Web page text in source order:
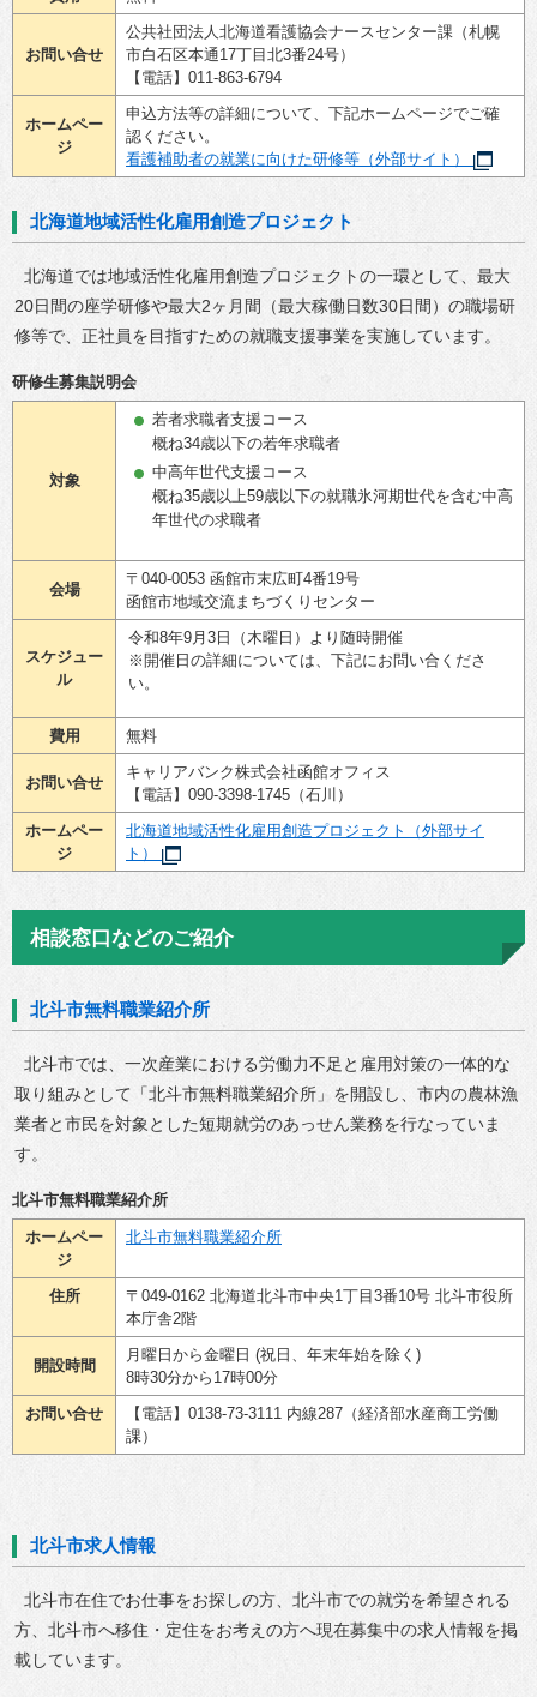
お問い合せ
公共社団法人北海道看護協会ナースセンター課（札幌
市白石区本通17丁目北3番24号）
【電話】011-863-6794
ホームペー
ジ
申込方法等の詳細について、下記ホームページでご確
認ください。
看護補助者の就業に向けた研修等（外部サイト）
北海道地域活性化雇用創造プロジェクト
北海道では地域活性化雇用創造プロジェクトの一環として、最大
20日間の座学研修や最大2ヶ月間（最大稼働日数30日間）の職場研
修等で、正社員を目指すための就職支援事業を実施しています。
研修生募集説明会
対象
若者求職者支援コース
概ね34歳以下の若年求職者
中高年世代支援コース
概ね35歳以上59歳以下の就職氷河期世代を含む中高
年世代の求職者
会場
〒040-0053 函館市末広町4番19号
函館市地域交流まちづくりセンター
スケジュー
ル
令和8年9月3日（木曜日）より随時開催
※開催日の詳細については、下記にお問い合くださ
い。
費用 無料
お問い合せ
キャリアバンク株式会社函館オフィス
【電話】090-3398-1745（石川）
ホームペー
ジ
北海道地域活性化雇用創造プロジェクト（外部サイ
ト）
相談窓口などのご紹介
北斗市無料職業紹介所
北斗市では、一次産業における労働力不足と雇用対策の一体的な
取り組みとして「北斗市無料職業紹介所」を開設し、市内の農林漁
業者と市民を対象とした短期就労のあっせん業務を行なっていま
す。
北斗市無料職業紹介所
ホームペー
ジ
北斗市無料職業紹介所
住所
〒049-0162 北海道北斗市中央1丁目3番10号 北斗市役所
本庁舎2階
開設時間
月曜日から金曜日 (祝日、年末年始を除く)
8時30分から17時00分
お問い合せ
【電話】0138-73-3111 内線287（経済部水産商工労働
課）
北斗市求人情報
北斗市在住でお仕事をお探しの方、北斗市での就労を希望される
方、北斗市へ移住・定住をお考えの方へ現在募集中の求人情報を掲
載しています。